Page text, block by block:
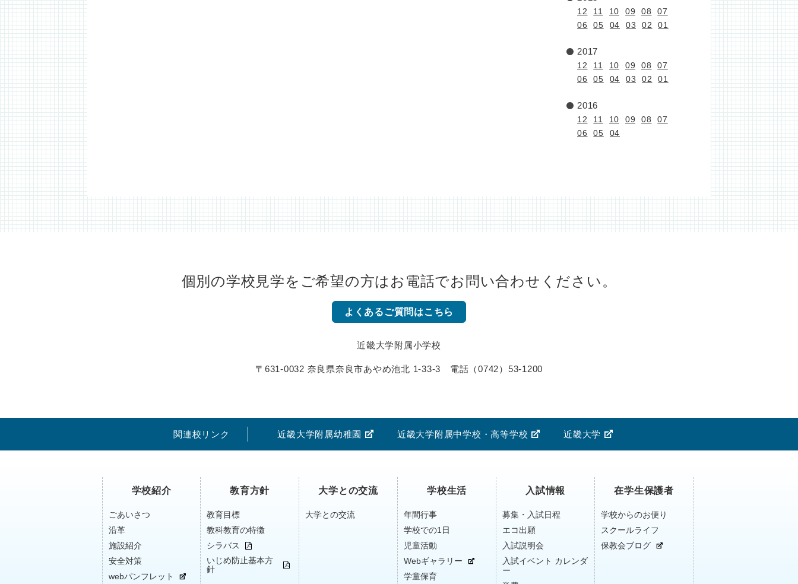
12 11 10 09 08
07
06
05 04 03 02 01
2017
12 11 10 09 08
07
06
05 04 03 02 01
2016
12 11 10 09 08
07
06
05 04
個別の学校見学をご希望の方は お電話でお問い合わせください。
よくあるご質問はこちら
近畿大学附属小学校
〒631-0032 奈良県奈良市あやめ池北 1-33-3 電話 （0742）53-1200
関連校リンク 近畿大学附属幼稚園 近畿大学附属中学校・高等学校 近畿大学
学校紹介
ごあいさつ
沿革
施設紹介
安全対策
webパンフレット
教育方針
教育目標
教科教育の特徴
シラバス
いじめ防止基本方
針
大学との交流
大学との交流
学校生活
年間行事
学校での1日
児童活動
Webギャラリー
学童保育
入試情報
募集・入試日程
エコ出願
入試説明会
入試イベント カレンダ
ー
在学生保護者
学校からのお便り
スクールライフ
保教会ブログ